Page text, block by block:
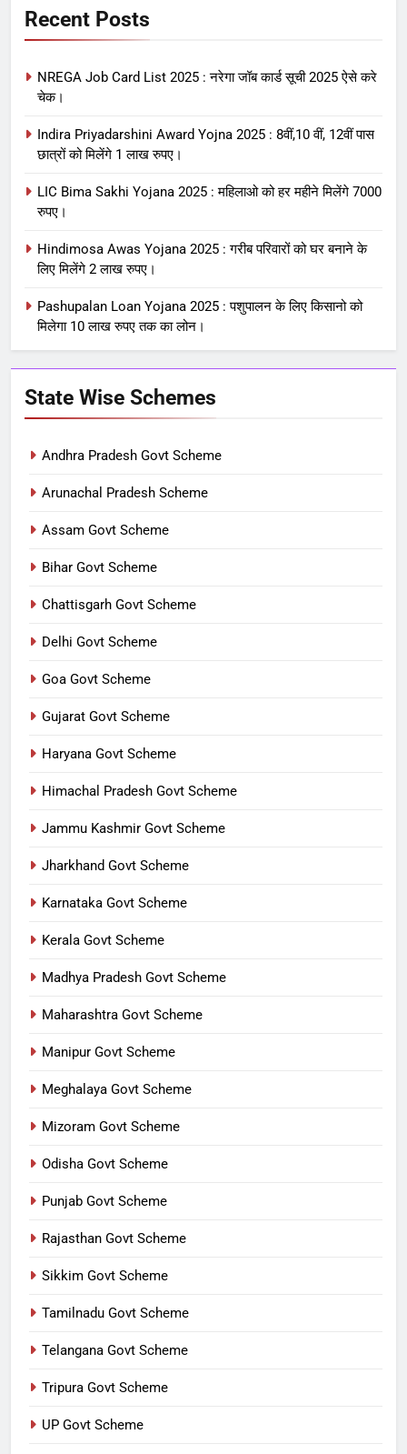
Recent Posts
NREGA Job Card List 2025 : नरेगा जॉब कार्ड सूची 2025 ऐसे करे
चेक।
Indira Priyadarshini Award Yojna 2025 : 8वीं,10 वीं, 12वीं पास
छात्रों को मिलेंगे 1 लाख रुपए।
LIC Bima Sakhi Yojana 2025 : महिलाओ को हर महीने मिलेंगे 7000
रुपए।
Hindimosa Awas Yojana 2025 : गरीब परिवारों को घर बनाने के
लिए मिलेंगे 2 लाख रुपए।
Pashupalan Loan Yojana 2025 : पशुपालन के लिए किसानो को
मिलेगा 10 लाख रुपए तक का लोन।
State Wise Schemes
Andhra Pradesh Govt Scheme
Arunachal Pradesh Scheme
Assam Govt Scheme
Bihar Govt Scheme
Chattisgarh Govt Scheme
Delhi Govt Scheme
Goa Govt Scheme
Gujarat Govt Scheme
Haryana Govt Scheme
Himachal Pradesh Govt Scheme
Jammu Kashmir Govt Scheme
Jharkhand Govt Scheme
Karnataka Govt Scheme
Kerala Govt Scheme
Madhya Pradesh Govt Scheme
Maharashtra Govt Scheme
Manipur Govt Scheme
Meghalaya Govt Scheme
Mizoram Govt Scheme
Odisha Govt Scheme
Punjab Govt Scheme
Rajasthan Govt Scheme
Sikkim Govt Scheme
Tamilnadu Govt Scheme
Telangana Govt Scheme
Tripura Govt Scheme
UP Govt Scheme